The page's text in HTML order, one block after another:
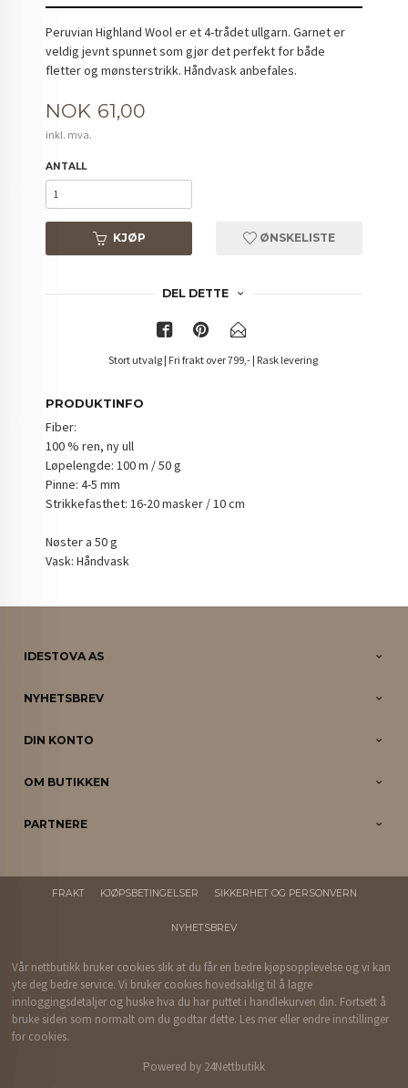
Peruvian Highland Wool er et 4-trådet ullgarn. Garnet er
veldig jevnt spunnet som gjør det perfekt for både
fletter og mønsterstrikk. Håndvask anbefales.
Pris
NOK 61,00
inkl. mva.
ANTALL
KJØP ØNSKELISTE
DEL DETTE
Stort utvalg | Fri frakt over 799,- | Rask levering
PRODUKTINFO
Fiber:
100 % ren, ny ull
Løpelengde: 100 m / 50 g
Pinne: 4-5 mm
Strikkefasthet: 16-20 masker / 10 cm
Nøster a 50 g
Vask: Håndvask
IDESTOVA AS
NYHETSBREV
DIN KONTO
OM BUTIKKEN
PARTNERE
FRAKT KJØPSBETINGELSER SIKKERHET OG PERSONVERN
NYHETSBREV
Vår nettbutikk bruker cookies slik at du får en bedre kjøpsopplevelse og vi kan
yte deg bedre service. Vi bruker cookies hovedsaklig til å lagre
innloggingsdetaljer og huske hva du har puttet i handlekurven din. Fortsett å
bruke siden som normalt om du godtar dette. Les mer eller endre innstillinger
for cookies.
Powered by 24Nettbutikk